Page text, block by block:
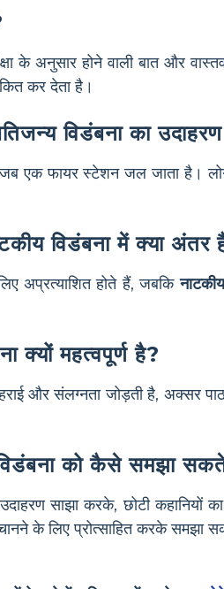
के अनुसार होने वाली बात और
कर देता है।
विडंबना का
एक फायर स्टेशन जल जाता है।
विडंबना में क्या अंतर
अप्रत्याशित होते हैं, जबकि
क्यों महत्वपूर्ण है?
और संलग्नता जोड़ती है, अक्सर
विडंबना को कैसे समझा
साझा करके, छोटी कहानियों
के लिए प्रोत्साहित करके समझा